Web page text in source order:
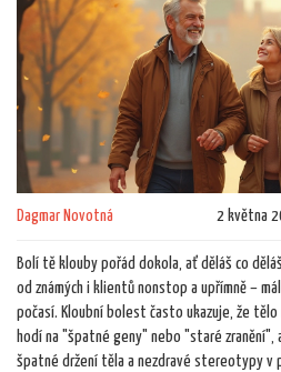
Dagmar Novotná 2 května
Bolí tě klouby pořád dokola, ať děláš co
od známých i klientů nonstop a upřímně –
počasí. Kloubní bolest často ukazuje, že
hodí na "špatné geny" nebo "staré zranění",
špatné držení těla a nezdravé stereotypy v